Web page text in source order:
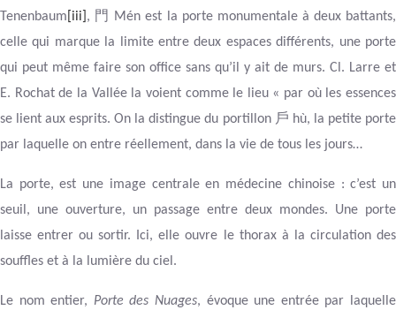
Tenenbaum [iii] , 門 Mén est la porte monumentale à deux battants,
celle qui marque la limite entre deux espaces différents, une porte
qui peut même faire son office sans qu’il y ait de murs. Cl. Larre et
E. Rochat de la Vallée la voient comme le lieu « par où les essences
se lient aux esprits. On la distingue du portillon 戶 hù, la petite porte
par laquelle on entre réellement, dans la vie de tous les jours…
La porte, est une image centrale en médecine chinoise : c’est un
seuil, une ouverture, un passage entre deux mondes. Une porte
laisse entrer ou sortir. Ici, elle ouvre le thorax à la circulation des
souffles et à la lumière du ciel.
Le nom entier, Porte des Nuages, évoque une entrée par laquelle